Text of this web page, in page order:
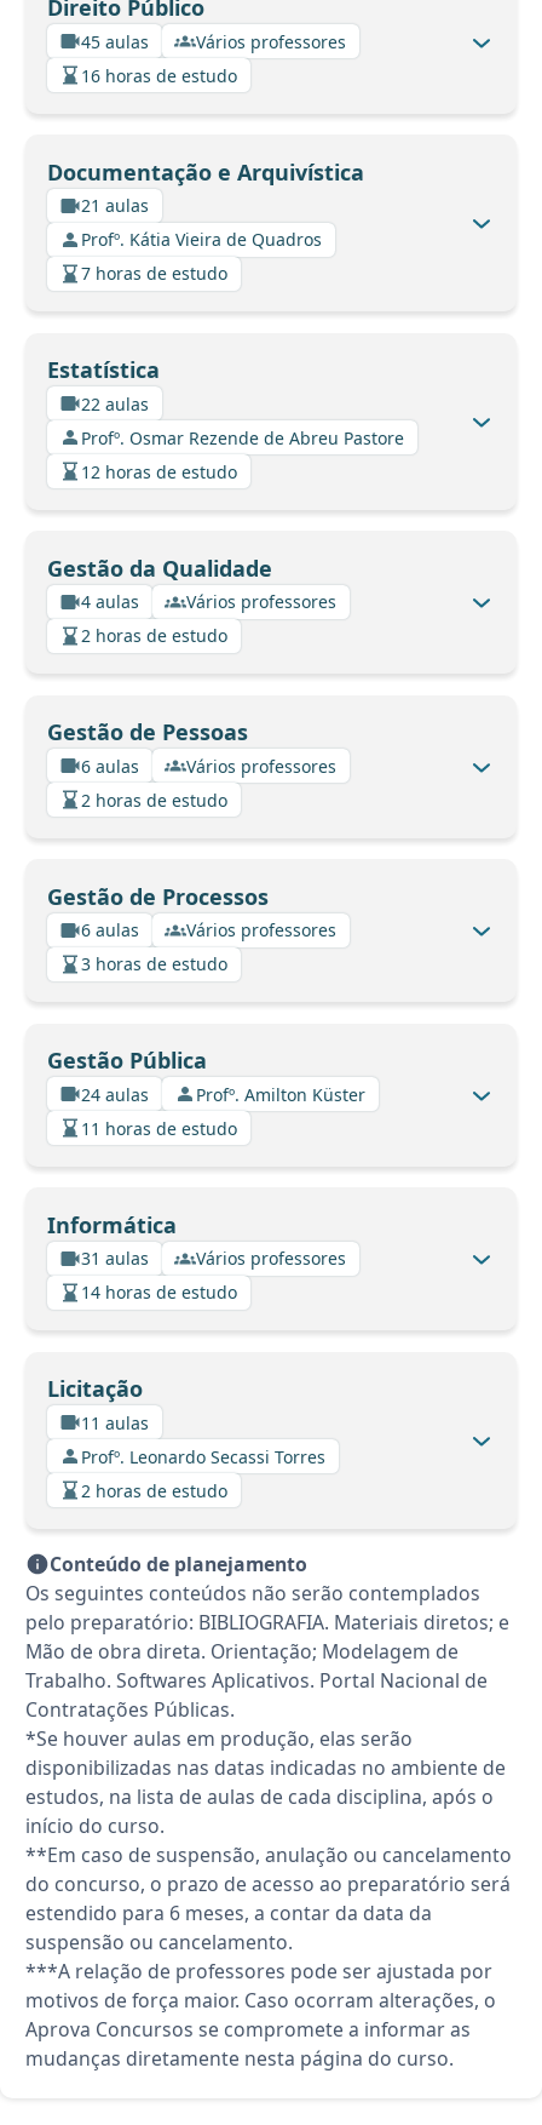
Direito Público
45 aulas
Vários professores
16 horas de estudo
Documentação e Arquivística
21 aulas
Profº. Kátia Vieira de Quadros
7 horas de estudo
Estatística
22 aulas
Profº. Osmar Rezende de Abreu Pastore
12 horas de estudo
Gestão da Qualidade
4 aulas
Vários professores
2 horas de estudo
Gestão de Pessoas
6 aulas
Vários professores
2 horas de estudo
Gestão de Processos
6 aulas
Vários professores
3 horas de estudo
Gestão Pública
24 aulas
Profº. Amilton Küster
11 horas de estudo
Informática
31 aulas
Vários professores
14 horas de estudo
Licitação
11 aulas
Profº. Leonardo Secassi Torres
2 horas de estudo
Conteúdo de planejamento
Os seguintes conteúdos não serão contemplados
pelo preparatório: BIBLIOGRAFIA. Materiais diretos; e
Mão de obra direta. Orientação; Modelagem de
Trabalho. Softwares Aplicativos. Portal Nacional de
Contratações Públicas.
*Se houver aulas em produção, elas serão
disponibilizadas nas datas indicadas no ambiente de
estudos, na lista de aulas de cada disciplina, após o
início do curso.
**Em caso de suspensão, anulação ou cancelamento
do concurso, o prazo de acesso ao preparatório será
estendido para 6 meses, a contar da data da
suspensão ou cancelamento.
***A relação de professores pode ser ajustada por
motivos de força maior. Caso ocorram alterações, o
Aprova Concursos se compromete a informar as
mudanças diretamente nesta página do curso.